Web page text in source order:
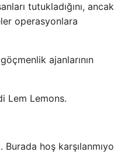
tutukladığını,
operasyonlara
ajanlarının
Lem Lemons.
hoş